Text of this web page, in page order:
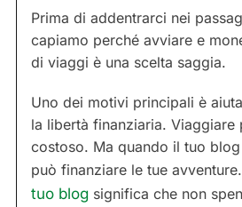
Prima di addentrarci nei
capiamo perché avviare e
di viaggi è una scelta saggia.
Uno dei motivi principali è
la libertà finanziaria. Viaggiare
costoso. Ma quando il tuo
può finanziare le tue avventure.
tuo blog significa che non